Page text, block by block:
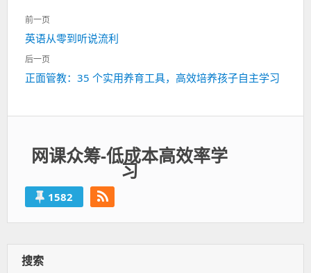
文
章
导
航
前一页
上
一
英语从零到听说流利
后一页
下
正面管教：35 个实用养育工具，高效培养孩子自主学习
网课众筹-低成本高效率学
习
1582
搜索